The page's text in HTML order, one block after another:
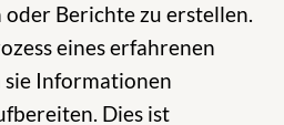
oder Berichte zu erstellen.
eines erfahrenen
sie Informationen
Dies ist